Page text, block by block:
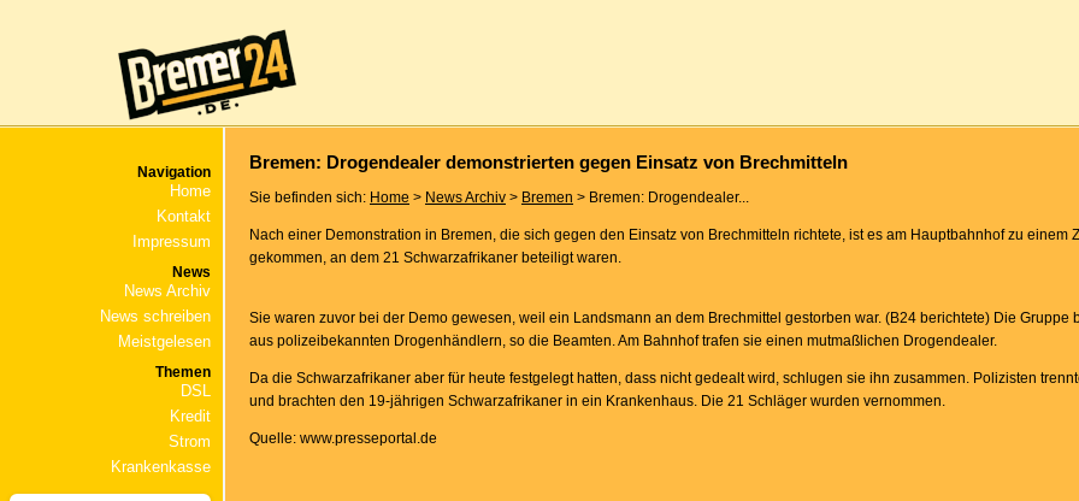
Navigation
Home
Kontakt
Impressum
News
News Archiv
News schreiben
Meistgelesen
Themen
DSL
Kredit
Strom
Krankenkasse
Bremen: Drogendealer demonstrierten gegen Einsatz von Brechmitteln
Sie befinden sich: Home > News Archiv > Bremen > Bremen: Drogendealer...
Nach einer Demonstration in Bremen, die sich gegen den Einsatz von Brechmitteln richtete, ist es am Hauptbahnhof zu einem
gekommen, an dem 21 Schwarzafrikaner beteiligt waren.
Sie waren zuvor bei der Demo gewesen, weil ein Landsmann an dem Brechmittel gestorben war. (B24 berichtete) Die Gruppe
aus polizeibekannten Drogenhändlern, so die Beamten. Am Bahnhof trafen sie einen mutmaßlichen Drogendealer.
Da die Schwarzafrikaner aber für heute festgelegt hatten, dass nicht gedealt wird, schlugen sie ihn zusammen. Polizisten
und brachten den 19-jährigen Schwarzafrikaner in ein Krankenhaus. Die 21 Schläger wurden vernommen.
Quelle: www.presseportal.de